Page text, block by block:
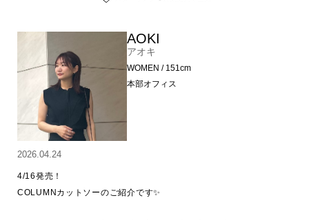
AOKI
アオキ
WOMEN / 151cm
本部オフィス
2026.04.24
4/16発売！
COLUMNカットソーのご紹介です✨